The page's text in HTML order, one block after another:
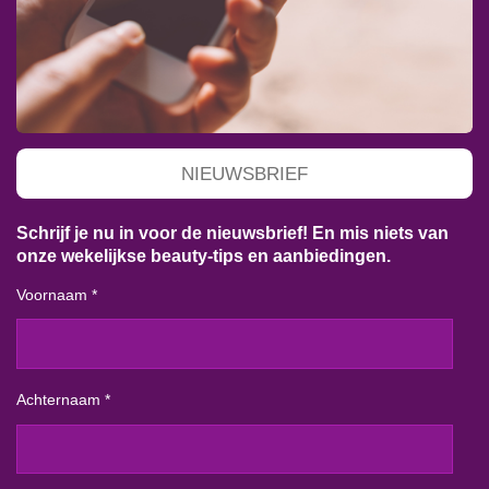
NIEUWSBRIEF
Schrijf je nu in voor de nieuwsbrief! En mis niets van
onze wekelijkse beauty-tips en aanbiedingen.
Voornaam *
Achternaam *